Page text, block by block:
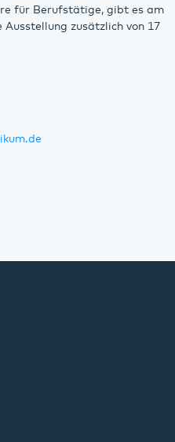
für Berufstätige, gibt es am
zusätzlich von 17